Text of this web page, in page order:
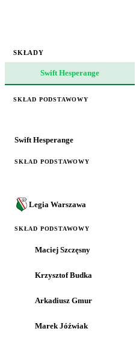
SKŁADY
Swift Hesperange
SKŁAD PODSTAWOWY
Swift Hesperange
SKŁAD PODSTAWOWY
Legia Warszawa
SKŁAD PODSTAWOWY
Maciej Szczęsny
Krzysztof Budka
Arkadiusz Gmur
Marek Jóźwiak